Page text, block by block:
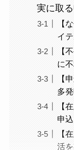
実に取
【
イ
【
に
【
多
【
申
【
活